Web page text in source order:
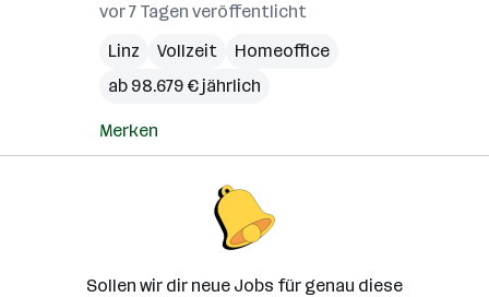
vor 7 Tagen veröffentlicht
Linz
Vollzeit
Homeoffice
ab 98.679 € jährlich
Merken
Sollen wir dir neue Jobs für genau diese